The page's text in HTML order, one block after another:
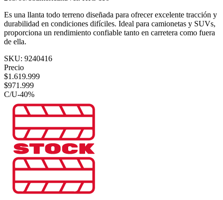
Es una llanta todo terreno diseñada para ofrecer excelente tracción y
durabilidad en condiciones difíciles. Ideal para camionetas y SUVs,
proporciona un rendimiento confiable tanto en carretera como fuera
de ella.
SKU: 9240416
Precio
$1.619.999
$971.999
C/U-40%